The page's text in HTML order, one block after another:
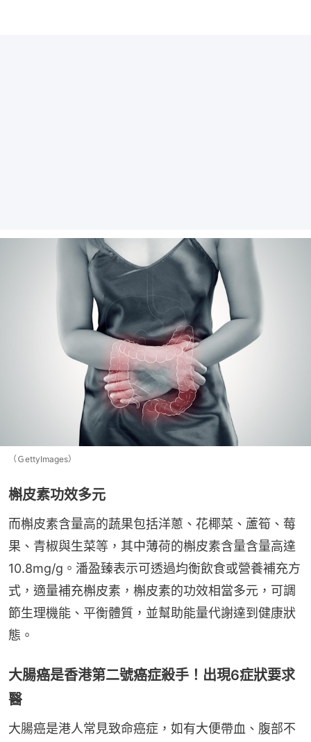
（ＧettyImages）
槲皮素功效多元
而槲皮素含量高的蔬果包括洋蔥、花椰菜、蘆筍、莓
果、青椒與生菜等，其中薄荷的槲皮素含量含量高達
10.8mg/g。潘盈臻表示可透過均衡飲食或營養補充方
式，適量補充槲皮素，槲皮素的功效相當多元，可調
節生理機能、平衡體質，並幫助能量代謝達到健康狀
態。
大腸癌是香港第二號癌症殺手！出現6症狀要求
醫
大腸癌是港人常見致命癌症，如有大便帶血、腹部不